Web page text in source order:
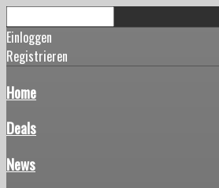
Einloggen
Registrieren
Home
Deals
News